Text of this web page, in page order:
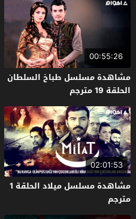
00:55:26
مشاهدة مسلسل طباخ السلطان
الحلقة 19 مترجم
02:01:53
مشاهدة مسلسل ميلاد الحلقة 1
مترجم